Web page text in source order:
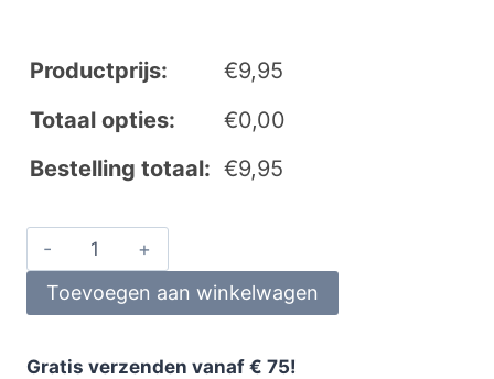
Productprijs: €9,95
Totaal opties:
€0,00
Bestelling totaal: €9,95
Toevoegen aan winkelwagen
Gratis verzenden vanaf € 75!